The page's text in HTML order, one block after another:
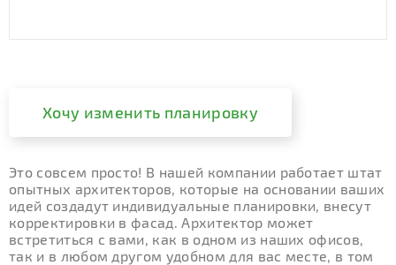
Хочу изменить планировку
Это совсем просто! В нашей компании работает штат
опытных архитекторов, которые на основании ваших
идей создадут индивидуальные планировки, внесут
корректировки в фасад. Архитектор может
встретиться с вами, как в одном из наших офисов,
так и в любом другом удобном для вас месте, в том